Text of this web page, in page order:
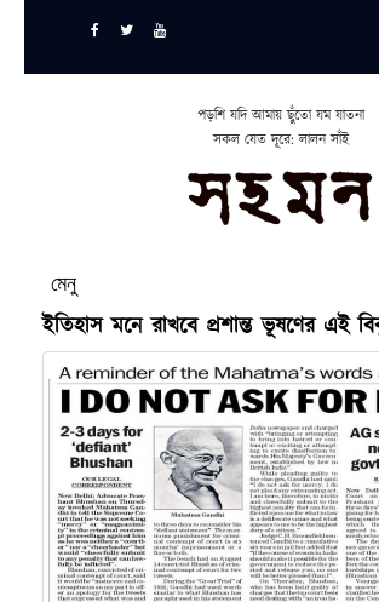
পড়শি যদি আমায় ছুঁতো যম যাতনা
সকল যেত দূরে: লালন সাঁই
মেনু
ইতিহাস মনে রাখবে প্রশান্ত ভূষণের এই